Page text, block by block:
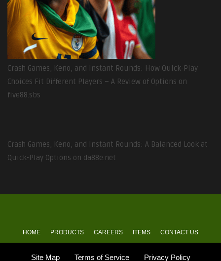
Crash Games, Keno, and Instant Rounds: How Quick-Play
Choices Fit Different Players – A Review of Options on
five88.sbs
Crash Games, Keno, and Instant Rounds: A Balanced Look at
Quick-Play Options on da88e.net
HOME PRODUCTS CAREERS ITEMS CONTACT US
Site Map Terms of Service Privacy Policy